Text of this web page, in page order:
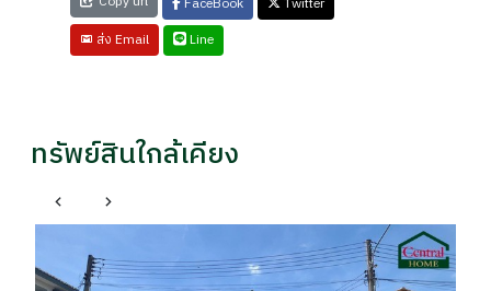
ส่ง Email
Line
ทรัพย์สินใกล้เคียง